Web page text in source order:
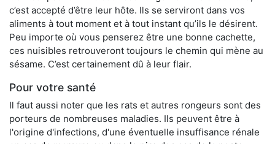
c’est accepté d’être leur hôte. Ils se serviront dans vos
aliments à tout moment et à tout instant qu’ils le désirent.
Peu importe où vous penserez être une bonne cachette,
ces nuisibles retrouveront toujours le chemin qui mène au
sésame. C’est certainement dû à leur flair.
Pour votre santé
Il faut aussi noter que les rats et autres rongeurs sont des
porteurs de nombreuses maladies. Ils peuvent être à
l'origine d'infections, d'une éventuelle insuffisance rénale